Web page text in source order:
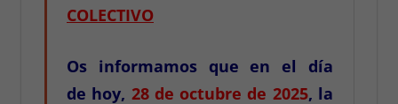
COLECTIVO
Os informamos que en el día
de hoy, 28 de octubre de 2025, la